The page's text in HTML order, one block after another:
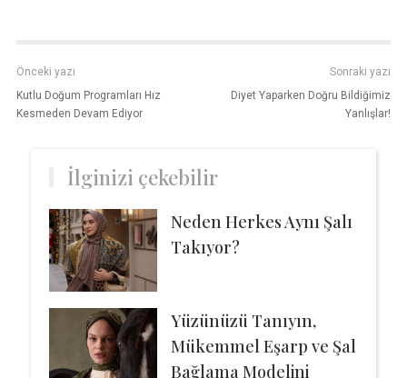
Önceki yazı
Kutlu Doğum Programları Hız
Kesmeden Devam Ediyor
Sonraki yazı
Diyet Yaparken Doğru Bildiğimiz
Yanlışlar!
İlginizi çekebilir
Neden Herkes Aynı Şalı
Takıyor?
Yüzünüzü Tanıyın,
Mükemmel Eşarp ve Şal
Bağlama Modelini